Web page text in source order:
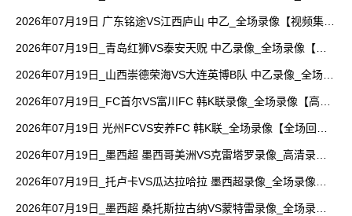
2026年07月19日 广东铭途VS江西庐山 中乙_全场录像【视频集
2026年07月19日_青岛红狮VS泰安天贶 中乙录像_全场录像【全
2026年07月19日_山西崇德荣海VS大连英博B队 中乙录像_全场录
2026年07月19日_FC首尔VS富川FC 韩K联录像_全场录像【高清
2026年07月19日 光州FCVS安养FC 韩K联_全场录像【全场回
2026年07月19日_墨西超 墨西哥美洲VS克雷塔罗录像_高清录像
2026年07月19日_托卢卡VS瓜达拉哈拉 墨西超录像_全场录像
2026年07月19日_墨西超 桑托斯拉古纳VS蒙特雷录像_全场录像